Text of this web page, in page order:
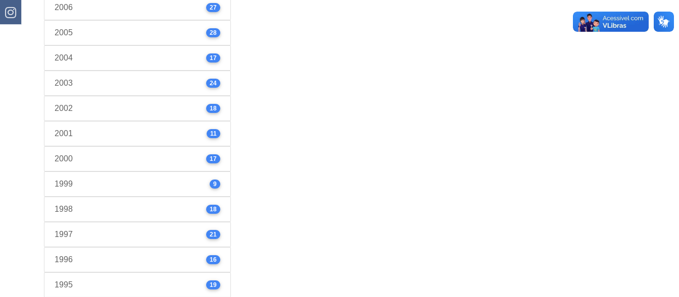
2006 27
2005 28
2004 17
2003 24
2002 18
2001 11
2000 17
1999 9
1998 18
1997 21
1996 16
1995 19